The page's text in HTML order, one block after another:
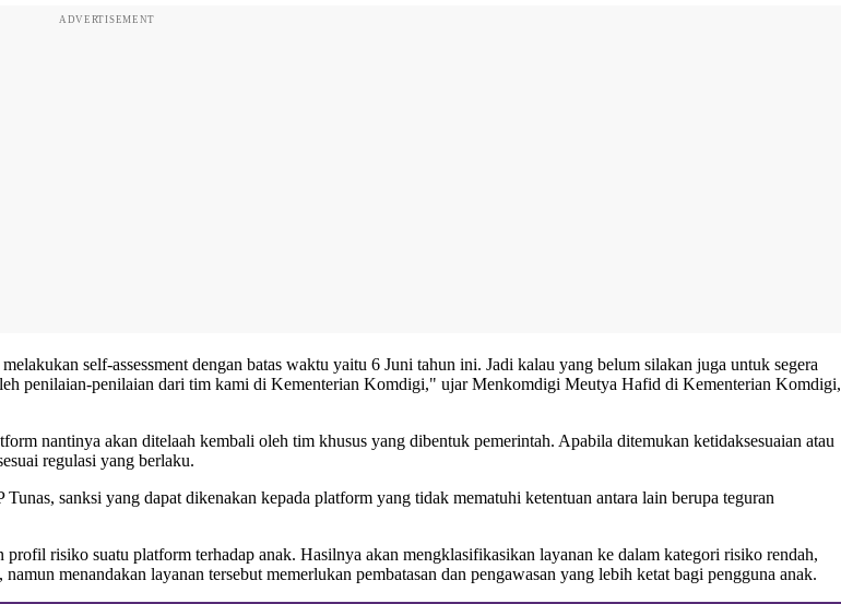
ADVERTISEMENT
self-assessment dengan batas waktu yaitu 6 Juni tahun ini. Jadi kalau yang belum silakan juga untuk segera
penilaian-penilaian dari tim kami di Kementerian Komdigi," ujar Menkomdigi Meutya Hafid di Kementerian Komdigi,
nantinya akan ditelaah kembali oleh tim khusus yang dibentuk pemerintah. Apabila ditemukan ketidaksesuaian atau
regulasi yang berlaku.
sanksi yang dapat dikenakan kepada platform yang tidak mematuhi ketentuan antara lain berupa teguran
risiko suatu platform terhadap anak. Hasilnya akan mengklasifikasikan layanan ke dalam kategori risiko rendah,
menandakan layanan tersebut memerlukan pembatasan dan pengawasan yang lebih ketat bagi pengguna anak.